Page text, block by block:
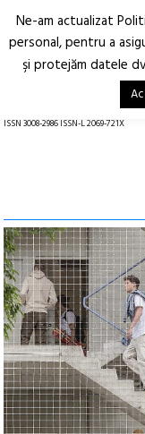
Arhitectură.
Oraș.
ISSN 3008-2986 ISSN-L 2069-721X
Ne-am actualizat
personal, pentru a
şi protejăm datele